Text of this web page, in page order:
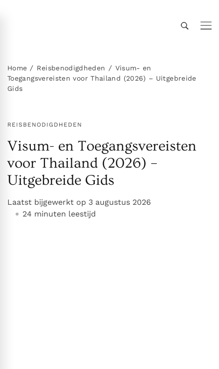
expert-tips, uitgebreide gidsen en insiderkennis
over vervoer, accommodaties,
Home Reisbenodigdheden
Visum- en
Toegangsvereisten voor Thailand (2026) – Uitgebreide
Gids
REISBENODIGDHEDEN
Visum- en Toegangsvereisten
voor Thailand (2026) –
Uitgebreide Gids
Laatst bijgewerkt op 3 augustus 2026
24 minuten leestijd